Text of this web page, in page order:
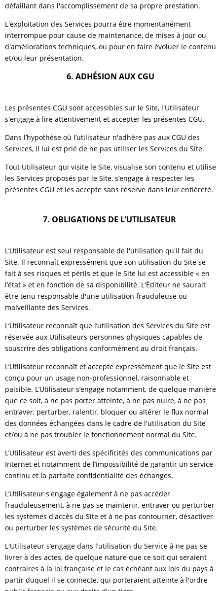
défaillant dans l'accomplissement de sa propre prestation.
L'exploitation des Services pourra être momentanément
interrompue pour cause de maintenance, de mises à jour ou
d'améliorations techniques, ou pour en faire évoluer le contenu
et/ou leur présentation.
6. ADHÉSION AUX CGU
Les présentes CGU sont accessibles sur le Site, l'Utilisateur
s'engage à lire attentivement et accepter les présentes CGU.
Dans l’hypothèse où l’utilisateur n'adhère pas aux CGU des
Services, il lui est prié de ne pas utiliser les Services du Site.
Tout Utilisateur qui visite le Site, visualise son contenu et utilise
les Services proposés par le Site, s’engage à respecter les
présentes CGU et les accepte sans réserve dans leur entièreté.
7. OBLIGATIONS DE L’UTILISATEUR
L’Utilisateur est seul responsable de l'utilisation qu'il fait du
Site. Il reconnaît expressément que son utilisation du Site se
fait à ses risques et périls et que le Site lui est accessible « en
l’état » et en fonction de sa disponibilité. L'Éditeur ne saurait
être tenu responsable d'une utilisation frauduleuse ou
malveillante des Services.
L’Utilisateur reconnaît que l’utilisation des Services du Site est
réservée aux Utilisateurs personnes physiques capables de
souscrire des obligations conformément au droit français.
L’Utilisateur reconnaît et accepte expressément que le Site est
conçu pour un usage non-professionnel, raisonnable et
paisible. L’Utilisateur s’engage notamment, de quelque manière
que ce soit, à ne pas porter atteinte, à ne pas nuire, à ne pas
entraver, perturber, ralentir, bloquer ou altérer le flux normal
des données échangées dans le cadre de l'utilisation du Site
et/ou à ne pas troubler le fonctionnement normal du Site.
L’Utilisateur est averti des spécificités des communications par
Internet et notamment de l’impossibilité de garantir un service
continu et la parfaite confidentialité des échanges.
L’Utilisateur s'engage également à ne pas accéder
frauduleusement, à ne pas se maintenir, entraver ou perturber
les systèmes d'accès du Site et à ne pas contourner, désactiver
ou perturber les systèmes de sécurité du Site.
L'Utilisateur s’engage dans l’utilisation du Service à ne pas se
livrer à des actes, de quelque nature que ce soit qui seraient
contraires à la loi française et le cas échéant aux lois du pays à
partir duquel il se connecte, qui porteraient atteinte à l'ordre